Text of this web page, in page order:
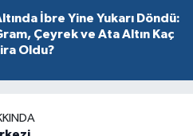
İbre Yine Yukarı Döndü:
Çeyrek ve Ata Altın Kaç
Oldu?